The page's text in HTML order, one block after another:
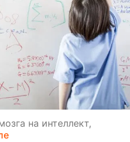
на интеллект,